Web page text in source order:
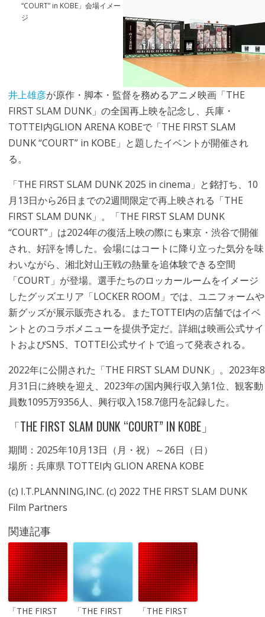
“COURT” in KOBE」会場イメー
ジ
井上雄彦が原作・脚本・監督を務めるアニメ映画「THE
FIRST SLAM DUNK」の全国再上映を記念し、兵庫・
TOTTEI内GLION ARENA KOBEで「THE FIRST SLAM
DUNK “COURT” in KOBE」と題したイベントが開催され
る。
「THE FIRST SLAM DUNK 2025 in cinema」と銘打ち、10
月13日から26日までの2週間限定で再上映される「THE
FIRST SLAM DUNK」。「THE FIRST SLAM DUNK
“COURT”」は2024年の復活上映の際にも東京・渋谷で開催
され、好評を博した。会場にはコートに降り立った気分を味
わいながら、湘北対山王戦の熱量を追体験できる空間
「COURT」が登場。選手たちのロッカールームをイメージ
したグッズエリア「LOCKER ROOM」では、ユニフォームや
新グッズが展示販売される。またTOTTEI内の店舗ではイベ
ントとのコラボメニューを提供予定だ。詳細は映画公式サイ
トおよびSNS、TOTTEI公式サイトで追って発表される。
2022年に公開された「THE FIRST SLAM DUNK」。2023年8
月31日に終映を迎え、2023年の国内興行収入第1位、観客動
員数1095万9356人、興行収入158.7億円を記録した。
「THE FIRST SLAM DUNK “COURT” IN KOBE」
期間：2025年10月13日（月・祝）～26日（日）
場所：兵庫県 TOTTEI内 GLION ARENA KOBE
(c) I.T.PLANNING,INC. (c) 2022 THE FIRST SLAM DUNK
Film Partners
関連記事
「THE FIRST
「THE FIRST
「THE FIRST